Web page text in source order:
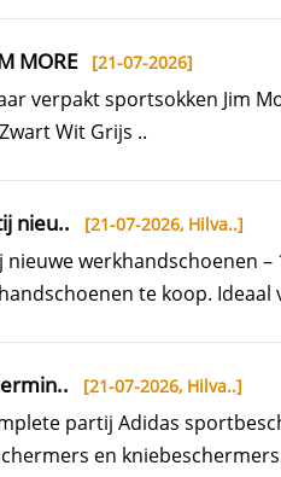
MORE[21-07-2026]
verpakt sportsokken Jim
Zwart Wit Grijs ..
nieu.. [21-07-2026, Hilva..]
nieuwe werkhandschoenen –
te koop. Ideaal
[21-07-2026, Hilva..]
partij Adidas
en